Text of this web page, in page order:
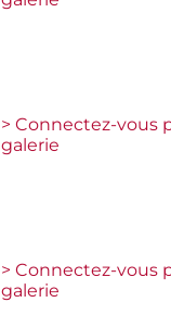
> Connectez-vous
galerie
> Connectez-vous
galerie